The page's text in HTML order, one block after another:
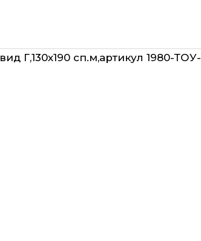
Г,130х190 сп.м,артикул 1980-ТОУ-